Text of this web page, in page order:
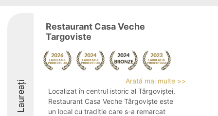
Laureați
Restaurant Casa Veche
Targoviste
Arată mai multe >>
Localizat în centrul istoric al Târgoviștei,
Restaurant Casa Veche Târgoviște este
un local cu tradiție care s-a remarcat